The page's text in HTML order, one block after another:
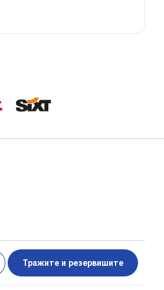
Тражите и резервишите